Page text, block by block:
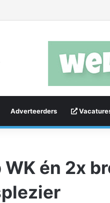
Adverteerders
én 2x